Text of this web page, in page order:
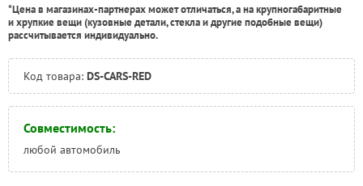
*Цена в магазинах-партнерах может отличаться, а на крупногабаритные
и хрупкие вещи (кузовные детали, стекла и другие подобные вещи)
рассчитывается индивидуально.
Код товара: DS-CARS-RED
Совместимость:
любой автомобиль